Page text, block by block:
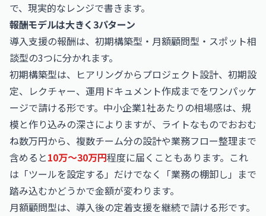
で、現実的なレンジで書きます。
報酬モデルは大きく3パターン
導入支援の報酬は、初期構築型・月額顧問型・スポット相
談型の3つに分かれます。
初期構築型は、ヒアリングからプロジェクト設計、初期設
定、レクチャー、運用ドキュメント作成までをワンパッケ
ージで請ける形です。中小企業1社あたりの相場感は、規
模と作り込みの深さによりますが、ライトなものでおおむ
ね数万円から、複数チーム分の設計や業務フロー整理まで
含めると10万〜30万円程度に届くこともあります。これ
は「ツールを設定する」だけでなく「業務の棚卸し」まで
踏み込むかどうかで金額が変わります。
月額顧問型は、導入後の定着支援を継続で請ける形です。